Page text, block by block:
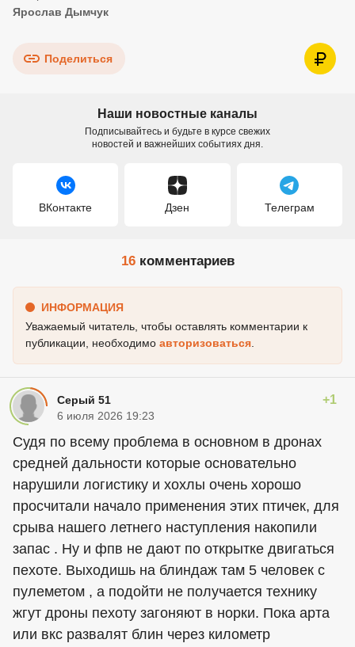
Ярослав Дымчук
Поделиться
Наши новостные каналы
Подписывайтесь и будьте в курсе свежих
новостей и важнейших событиях дня.
ВКонтакте Дзен Телеграм
16комментариев
ИНФОРМАЦИЯ
Уважаемый читатель, чтобы оставлять комментарии к
публикации, необходимо авторизоваться.
Серый 51 +1
6 июля 2026 19:23
Судя по всему проблема в основном в дронах
средней дальности которые основательно
нарушили логистику и хохлы очень хорошо
просчитали начало применения этих птичек, для
срыва нашего летнего наступления накопили
запас . Ну и фпв не дают по открытке двигаться
пехоте. Выходишь на блиндаж там 5 человек с
пулеметом , а подойти не получается технику
жгут дроны пехоту загоняют в норки. Пока арта
или вкс развалят блин через километр